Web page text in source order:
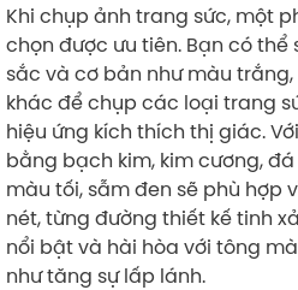
Khi chụp ảnh trang sức, một
chọn được ưu tiên. Bạn có
sắc và cơ bản như màu
khác để chụp các loại trang
hiệu ứng kích thích thị giác.
bằng bạch kim, kim cương,
màu tối, sẫm đen sẽ phù hợp
nét, từng đường thiết kế tinh
nổi bật và hài hòa với tông
như tăng sự lấp lánh.